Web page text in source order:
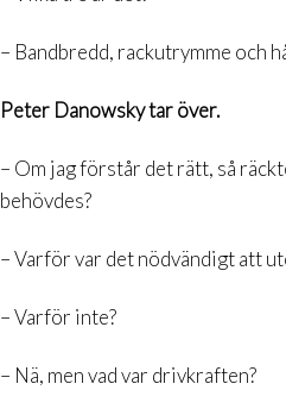
– Bandbredd, rackutrymme och
Peter Danowsky tar över.
– Om jag förstår det rätt, så
behövdes?
– Varför var det nödvändigt att
– Varför inte?
– Nä, men vad var drivkraften?